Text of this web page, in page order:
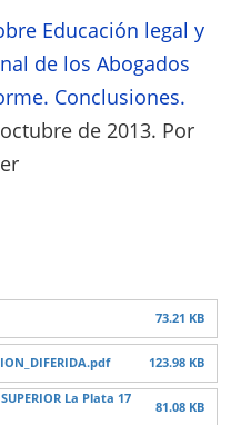
Educación legal y
de los Abogados
Conclusiones.
de 2013. Por
73.21 KB
123.98 KB
La Plata 17
81.08 KB